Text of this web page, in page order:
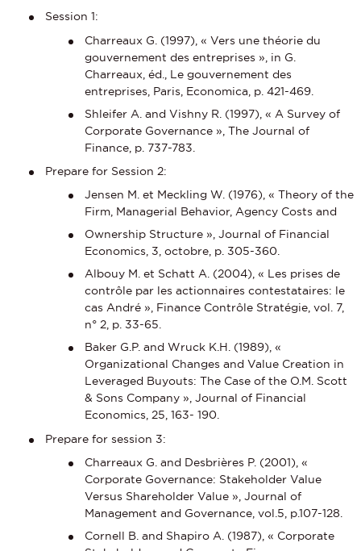
Session 1:
Charreaux G. (1997), « Vers une théorie du
gouvernement des entreprises », in G.
Charreaux, éd., Le gouvernement des
entreprises, Paris, Economica, p. 421-469.
Shleifer A. and Vishny R. (1997), « A Survey of
Corporate Governance », The Journal of
Finance, p. 737-783.
Prepare for Session 2:
Jensen M. et Meckling W. (1976), « Theory of the
Firm, Managerial Behavior, Agency Costs and
Ownership Structure », Journal of Financial
Economics, 3, octobre, p. 305-360.
Albouy M. et Schatt A. (2004), « Les prises de
contrôle par les actionnaires contestataires: le
cas André », Finance Contrôle Stratégie, vol. 7,
n° 2, p. 33-65.
Baker G.P. and Wruck K.H. (1989), «
Organizational Changes and Value Creation in
Leveraged Buyouts: The Case of the O.M. Scott
& Sons Company », Journal of Financial
Economics, 25, 163- 190.
Prepare for session 3:
Charreaux G. and Desbrières P. (2001), «
Corporate Governance: Stakeholder Value
Versus Shareholder Value », Journal of
Management and Governance, vol.5, p.107-128.
Cornell B. and Shapiro A. (1987), « Corporate